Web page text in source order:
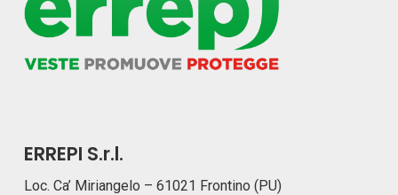
ERREPI S.r.l.
Loc. Ca’ Miriangelo – 61021 Frontino (PU)